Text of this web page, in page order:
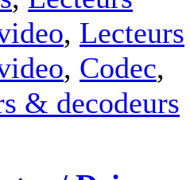
, Lecteurs
, Codec,
& decodeurs